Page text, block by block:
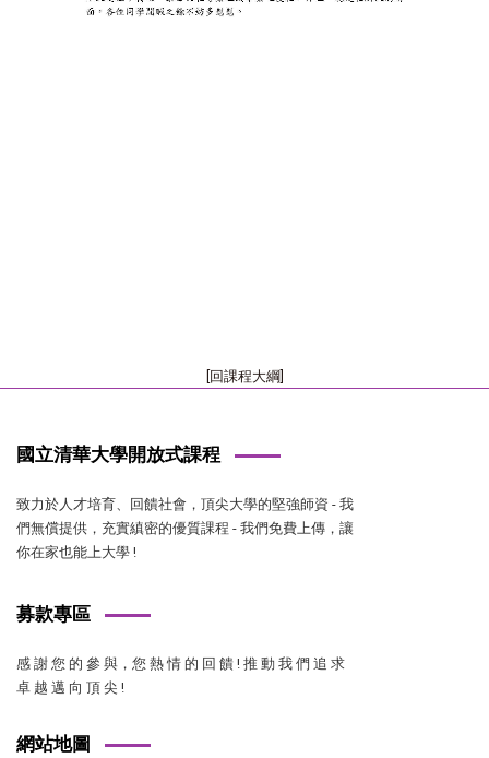
[回課程大綱]
國立清華大學開放式課程
致力於人才培育、回饋社會，頂尖大學的堅強師資 - 我
們無償提供，充實縝密的優質課程 - 我們免費上傳，讓
你在家也能上大學 !
募款專區
感 謝 您 的 參 與，您 熱 情 的 回 饋 ! 推 動 我 們 追 求
卓 越 邁 向 頂 尖 !
網站地圖